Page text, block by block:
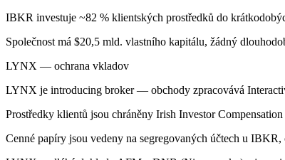
IBKR investuje ~82 % klientských prostředků do
Společnost má $20,5 mld. vlastního kapitálu, žádný
LYNX — ochrana vkladov
LYNX je introducing broker — obchody zpracovává
Prostředky klientů jsou chráněny Irish Investor
Cenné papíry jsou vedeny na segregovaných účtech u